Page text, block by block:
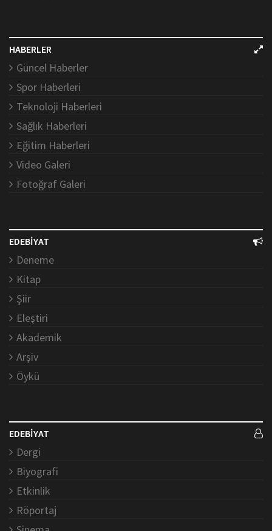
HABERLER
Güncel Haberler
Spor Haberleri
Teknoloji Haberleri
Sağlık Haberleri
Eğitim Haberleri
Video Galeri
Fotoğraf Galeri
EDEBİYAT
Deneme
Kitap
Şiir
Eleştiri
Akademik
Arşiv
Öykü
EDEBİYAT
Dergi
Biyografi
Etkinlik
Röportaj